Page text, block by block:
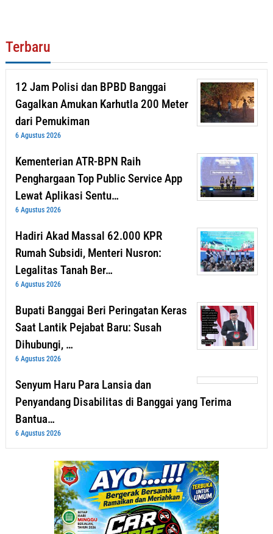
Terbaru
12 Jam Polisi dan BPBD Banggai
Gagalkan Amukan Karhutla 200 Meter
dari Pemukiman
6 Agustus 2026
Kementerian ATR-BPN Raih
Penghargaan Top Public Service App
Lewat Aplikasi Sentu…
6 Agustus 2026
Hadiri Akad Massal 62.000 KPR
Rumah Subsidi, Menteri Nusron:
Legalitas Tanah Ber…
6 Agustus 2026
Bupati Banggai Beri Peringatan Keras
Saat Lantik Pejabat Baru: Susah
Dihubungi, …
6 Agustus 2026
Senyum Haru Para Lansia dan
Penyandang Disabilitas di Banggai yang Terima
Bantua…
6 Agustus 2026